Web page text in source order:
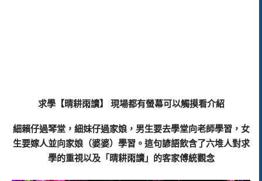
求學【晴耕雨讀】 現場都有螢幕可以觸摸看介紹
細賴仔過琴堂，細妹仔過家娘，男生要去學堂向老師學習，女
生要嫁人並向家娘（婆婆）學習。這句諺語飲含了六堆人對求
學的重視以及「晴耕雨讀」的客家傅統觀念